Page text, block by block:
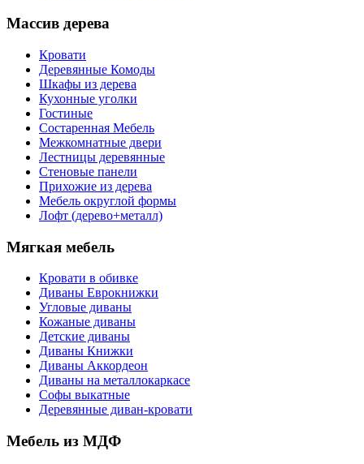
Массив дерева
Кровати
Деревянные Комоды
Шкафы из дерева
Кухонные уголки
Гостиные
Состаренная Мебель
Межкомнатные двери
Лестницы деревянные
Стеновые панели
Прихожие из дерева
Мебель округлой формы
Лофт (дерево+металл)
Мягкая мебель
Кровати в обивке
Диваны Еврокнижки
Угловые диваны
Кожаные диваны
Детские диваны
Диваны Книжки
Диваны Аккордеон
Диваны на металлокаркасе
Софы выкатные
Деревянные диван-кровати
Мебель из МДФ